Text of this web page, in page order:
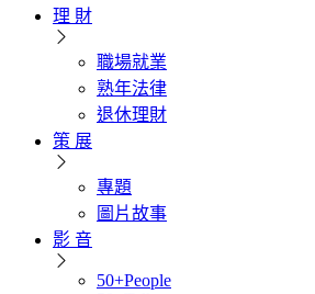
理 財
職場就業
熟年法律
退休理財
策 展
專題
圖片故事
影 音
50+People